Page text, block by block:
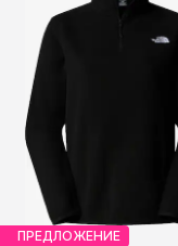
ПРЕДЛОЖЕНИЕ